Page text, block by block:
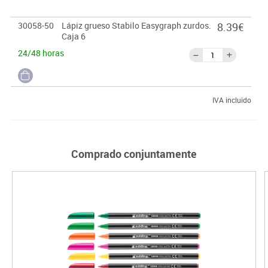
30058-50
Lápiz grueso Stabilo Easygraph zurdos.
Caja 6
24/48 horas
8.39€
IVA incluido
Comprado conjuntamente